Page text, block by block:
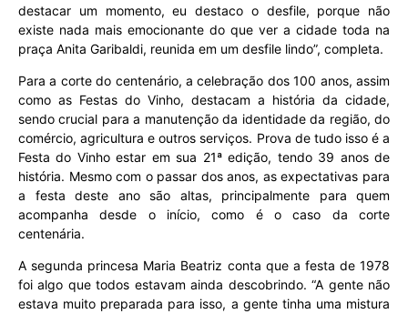
destacar um momento, eu destaco o desfile, porque não
existe nada mais emocionante do que ver a cidade toda na
praça Anita Garibaldi, reunida em um desfile lindo”, completa.
Para a corte do centenário, a celebração dos 100 anos, assim
como as Festas do Vinho, destacam a história da cidade,
sendo crucial para a manutenção da identidade da região, do
comércio, agricultura e outros serviços. Prova de tudo isso é a
Festa do Vinho estar em sua 21ª edição, tendo 39 anos de
história. Mesmo com o passar dos anos, as expectativas para
a festa deste ano são altas, principalmente para quem
acompanha desde o início, como é o caso da corte
centenária.
A segunda princesa Maria Beatriz conta que a festa de 1978
foi algo que todos estavam ainda descobrindo. “A gente não
estava muito preparada para isso, a gente tinha uma mistura